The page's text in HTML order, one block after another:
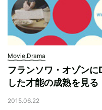
Movie,Drama
フランソワ・オゾン
した才能の成熟を見る
2015.06.22